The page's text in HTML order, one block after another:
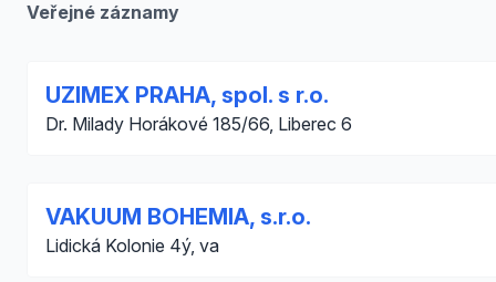
Veřejné záznamy
UZIMEX PRAHA, spol. s r.o.
Dr. Milady Horákové 185/66, Liberec 6
VAKUUM BOHEMIA, s.r.o.
Lidická Kolonie 4ý, va